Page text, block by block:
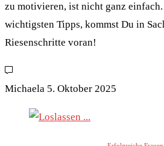
zu motivieren, ist nicht ganz
wichtigsten Tipps, kommst Du in
Riesenschritte voran!
Michaela 5. Oktober 2025